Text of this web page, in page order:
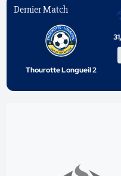
Dernier Match
Thourotte Longueil 2